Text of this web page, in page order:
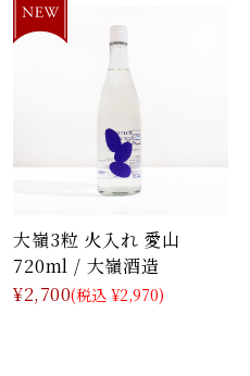
大嶺3粒 火入れ 愛山
720ml / 大嶺酒造
¥2,700(税込 ¥2,970)